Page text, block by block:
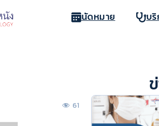
นัดหมาย บริ
61